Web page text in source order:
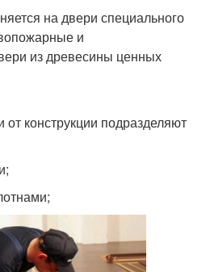
на двери специального
и
из древесины ценных
конструкции подразделяют